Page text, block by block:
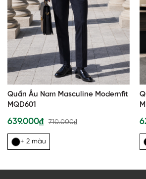
Quần Âu Nam Masculine Modernfit
MQD601
639.000₫ 710.000₫
+ 2 màu